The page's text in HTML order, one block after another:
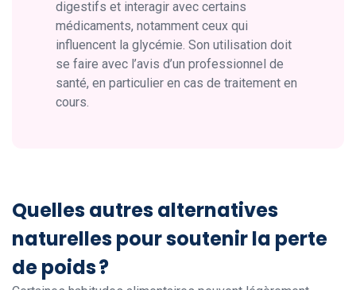
digestifs et interagir avec certains
médicaments, notamment ceux qui
influencent la glycémie. Son utilisation doit
se faire avec l’avis d’un professionnel de
santé, en particulier en cas de traitement en
cours.
Quelles autres alternatives
naturelles pour soutenir la perte
de poids ?